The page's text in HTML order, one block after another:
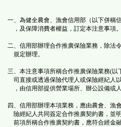
功
能
按
鈕
區
一、為健全農會、漁會信用部（以下併稱
，及保障消費者權益，訂定本注意事項。
二、信用部辦理合作推廣保險業務，除法
規定辦理。
三、本注意事項所稱合作推廣保險業務(以
司直接或透過保險代理人或保險經紀人
，由信用部提供營業場所、辦公設備或
四、信用部辦理本項業務，應由農會、漁
險經紀人共同簽定合作推廣契約書，並
前項所稱合作推廣契約書，應符合經金